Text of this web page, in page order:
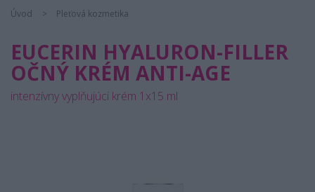
Úvod Pleťová kozmetika
EUCERIN HYALURON-FILLER
OČNÝ KRÉM ANTI-AGE
intenzívny vyplňujúci krém 1x15 ml